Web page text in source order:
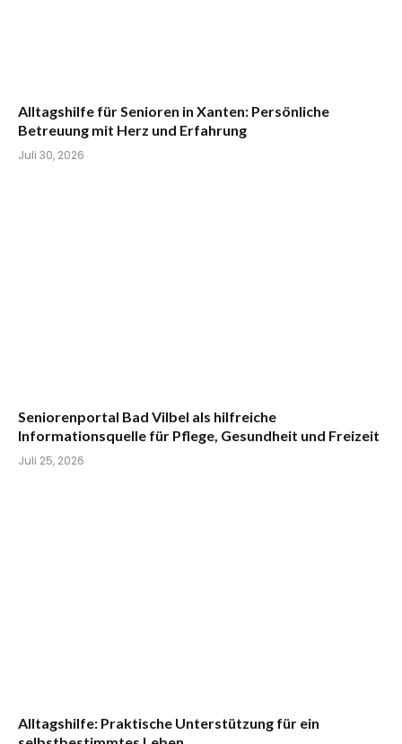
Alltagshilfe für Senioren in Xanten: Persönliche
Betreuung mit Herz und Erfahrung
Juli 30, 2026
Seniorenportal Bad Vilbel als hilfreiche
Informationsquelle für Pflege, Gesundheit und Freizeit
Juli 25, 2026
Alltagshilfe: Praktische Unterstützung für ein